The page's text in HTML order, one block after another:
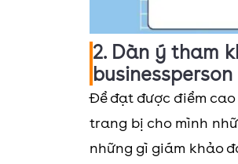
2. Dàn ý tham
Để đạt được điểm
trang bị cho mình
những gì giám khảo